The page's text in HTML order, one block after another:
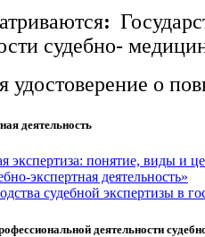
:
судебно-
удостоверение о
деятельность
экспертиза: понятие, виды и
экспертная деятельность»
судебной экспертизы в
деятельности